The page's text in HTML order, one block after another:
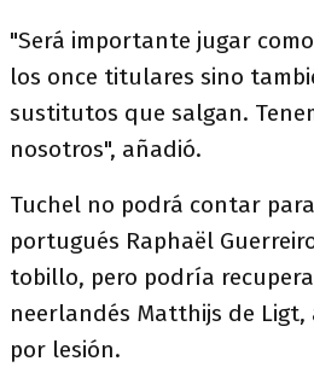
"Será importante jugar
los once titulares sino
sustitutos que salgan.
nosotros", añadió.
Tuchel no podrá contar
portugués Raphaël
tobillo, pero podría
neerlandés Matthijs de
por lesión.